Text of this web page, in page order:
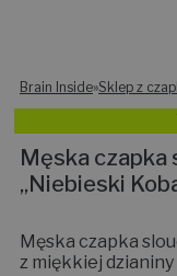
Brain Inside»Sklep z
Męska czapka
„Niebieski
Męska czapka
z miękkiej